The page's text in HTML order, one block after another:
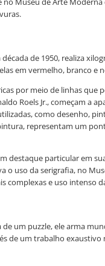
de 1950, realiza
em vermelho, branco
por meio de linhas
Roels Jr., começam
como desenho,
representam um
destaque particular em
da serigrafia, no
complexas e uso intenso
um puzzle, ele arma
um trabalho